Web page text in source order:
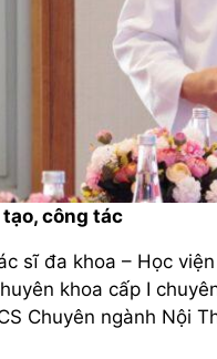
công tác
sĩ đa khoa – Học
khoa cấp I
Chuyên ngành Nội